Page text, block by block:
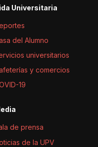
Universitaria
del Alumno
universitarios
y comercios
19
de prensa
de la UPV